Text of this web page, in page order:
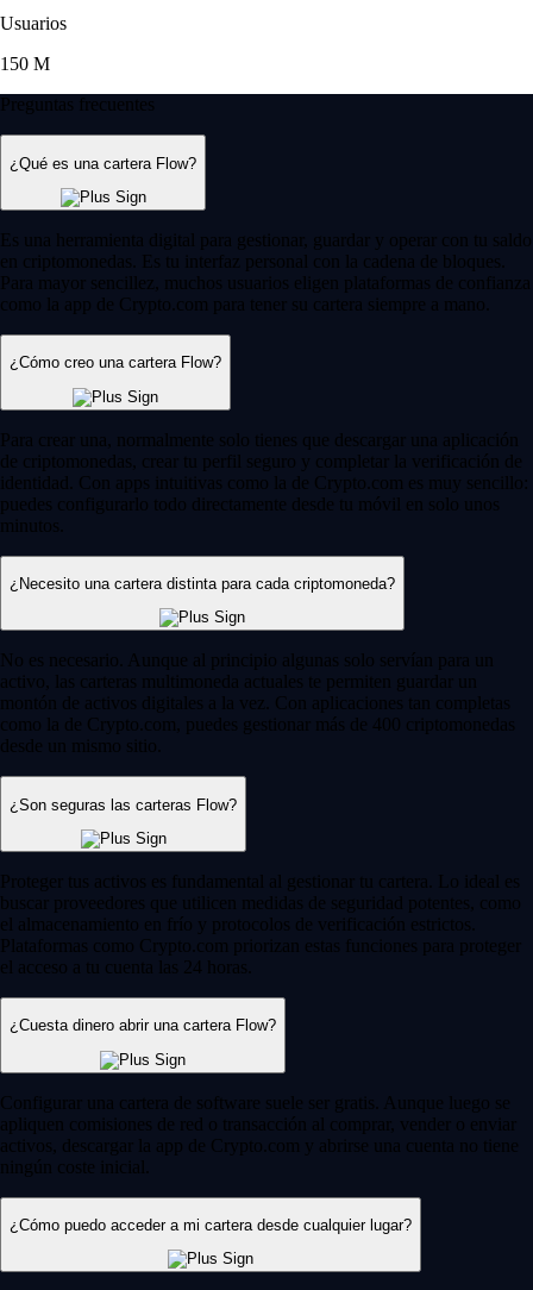
Usuarios
150 M
Preguntas frecuentes
¿Qué es una cartera Flow?
Es una herramienta digital para gestionar, guardar y operar con tu saldo
en criptomonedas. Es tu interfaz personal con la cadena de bloques.
Para mayor sencillez, muchos usuarios eligen plataformas de confianza
como la app de Crypto.com para tener su cartera siempre a mano.
¿Cómo creo una cartera Flow?
Para crear una, normalmente solo tienes que descargar una aplicación
de criptomonedas, crear tu perfil seguro y completar la verificación de
identidad. Con apps intuitivas como la de Crypto.com es muy sencillo:
puedes configurarlo todo directamente desde tu móvil en solo unos
minutos.
¿Necesito una cartera distinta para cada criptomoneda?
No es necesario. Aunque al principio algunas solo servían para un
activo, las carteras multimoneda actuales te permiten guardar un
montón de activos digitales a la vez. Con aplicaciones tan completas
como la de Crypto.com, puedes gestionar más de 400 criptomonedas
desde un mismo sitio.
¿Son seguras las carteras Flow?
Proteger tus activos es fundamental al gestionar tu cartera. Lo ideal es
buscar proveedores que utilicen medidas de seguridad potentes, como
el almacenamiento en frío y protocolos de verificación estrictos.
Plataformas como Crypto.com priorizan estas funciones para proteger
el acceso a tu cuenta las 24 horas.
¿Cuesta dinero abrir una cartera Flow?
Configurar una cartera de software suele ser gratis. Aunque luego se
apliquen comisiones de red o transacción al comprar, vender o enviar
activos, descargar la app de Crypto.com y abrirse una cuenta no tiene
ningún coste inicial.
¿Cómo puedo acceder a mi cartera desde cualquier lugar?